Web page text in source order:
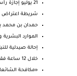
21 يوليو إجازة رأس السنة الهجرية في الجهات الحكومي...
شريطة اعتراض
حمدان بن محمد
الموارد
إحالة صيدلية
خلال 12 ساعة فقط شرطة عجمان تضبط 3 متهمين سرقوا مص...
«مكافحة